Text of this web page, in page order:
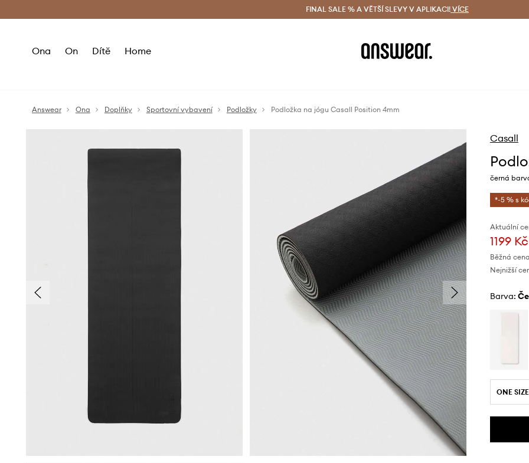
Doručení a vrácení zdarma (od 1800 Kč) Doručení i do 24 h
FINAL SALE % A VĚTŠÍ SLEVY V APLIKACI! VÍCE
Ona On Dítě Home
Answear Ona Doplňky Sportovní vybavení Podložky Podložka na jógu Casall Position 4mm
Casall
černá
*-5 % s
Aktuální
1199 Kč
Běžná
Nejnižší
Barva:
ONE SIZE